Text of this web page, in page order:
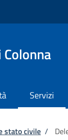
Servizi
stato civile /